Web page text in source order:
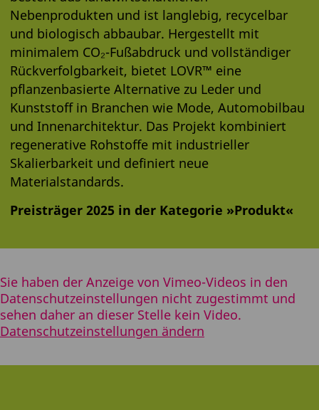
Nebenprodukten und ist langlebig, recycelbar
und biologisch abbaubar. Hergestellt mit
minimalem CO₂-Fußabdruck und vollständiger
Rückverfolgbarkeit, bietet LOVR™ eine
pflanzenbasierte Alternative zu Leder und
Kunststoff in Branchen wie Mode, Automobilbau
und Innenarchitektur. Das Projekt kombiniert
regenerative Rohstoffe mit industrieller
Skalierbarkeit und definiert neue
Materialstandards.
Preisträger 2025 in der Kategorie »Produkt«
Sie haben der Anzeige von Vimeo-Videos in den
Datenschutzeinstellungen nicht zugestimmt und
sehen daher an dieser Stelle kein Video.
Datenschutzeinstellungen ändern